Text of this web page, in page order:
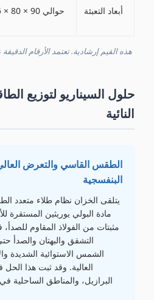
أبعاد التعبئة
هذه القيم إرشادية. تعتمد الأرقام
حلول السيناريو لتوزيع
النائية
الطقس القاسي والتعرض
البنفسجية
يتلقى الخزان نظام طلاء متعدد
مادة البولي يوريثين المستقرة
مثبتات من الفولاذ المقاوم للصدأ،
التشقق والبهتان
الشمس الاستوائية الشديدة
العالية. وقد ثبت هذا
البرازيل، والمناطق الساحلية